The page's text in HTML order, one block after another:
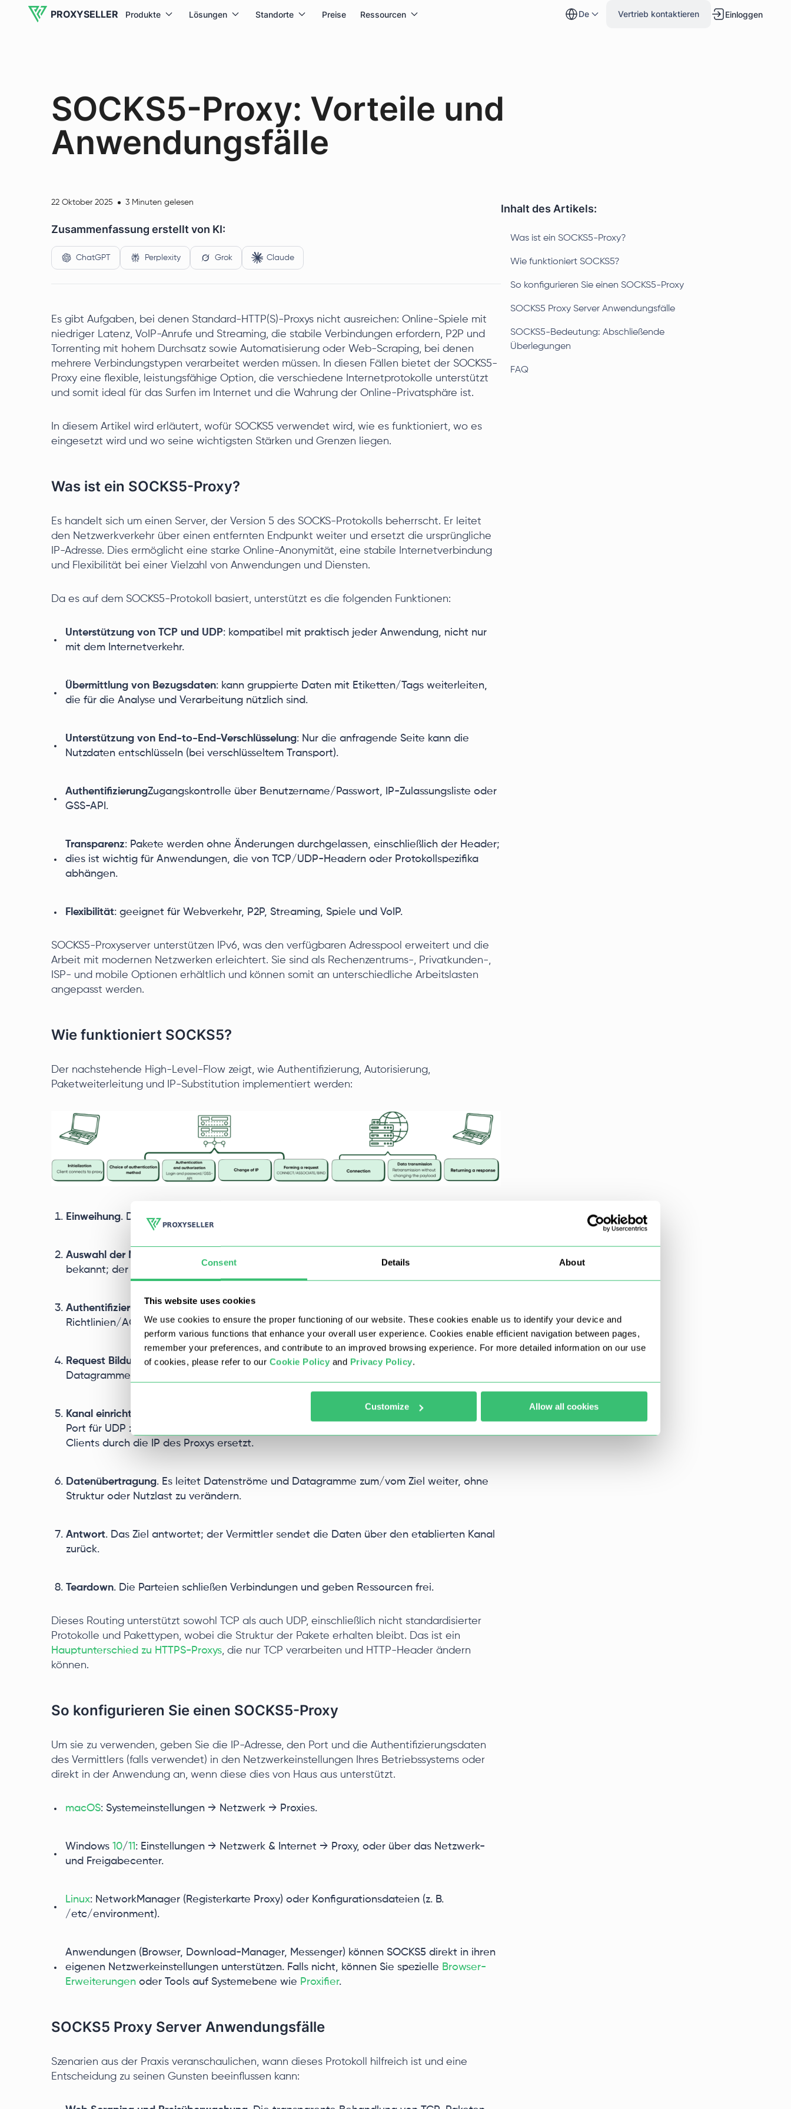
Consent Details About
This website uses cookies
We use cookies to ensure the proper functioning of our website. These cookies enable us to identify your device and
perform various functions that enhance your overall user experience. Cookies enable efficient navigation between pages,
remember your preferences, and contribute to an improved browsing experience. For more detailed information on our use
of cookies, please refer to our Cookie Policy and Privacy Policy.
Customize Allow all cookies
PROXYSELLER Produkte Lösungen Standorte Preise Ressourcen de Vertrieb kontaktieren Einloggen
SOCKS5-Proxy: Vorteile und
Anwendungsfälle
22 Oktober 2025 3 Minuten gelesen
Zusammenfassung erstellt von KI:
ChatGPT Perplexity Grok Claude
Es gibt Aufgaben, bei denen Standard-HTTP(S)-Proxys nicht ausreichen: Online-Spiele mit
niedriger Latenz, VoIP-Anrufe und Streaming, die stabile Verbindungen erfordern, P2P und
Torrenting mit hohem Durchsatz sowie Automatisierung oder Web-Scraping, bei denen
mehrere Verbindungstypen verarbeitet werden müssen. In diesen Fällen bietet der SOCKS5-
Proxy eine flexible, leistungsfähige Option, die verschiedene Internetprotokolle unterstützt
und somit ideal für das Surfen im Internet und die Wahrung der Online-Privatsphäre ist.
In diesem Artikel wird erläutert, wofür SOCKS5 verwendet wird, wie es funktioniert, wo es
eingesetzt wird und wo seine wichtigsten Stärken und Grenzen liegen.
Was ist ein SOCKS5-Proxy?
Es handelt sich um einen Server, der Version 5 des SOCKS-Protokolls beherrscht. Er leitet
den Netzwerkverkehr über einen entfernten Endpunkt weiter und ersetzt die ursprüngliche
IP-Adresse. Dies ermöglicht eine starke Online-Anonymität, eine stabile Internetverbindung
und Flexibilität bei einer Vielzahl von Anwendungen und Diensten.
Da es auf dem SOCKS5-Protokoll basiert, unterstützt es die folgenden Funktionen:
Unterstützung von TCP und UDP: kompatibel mit praktisch jeder Anwendung, nicht nur
mit dem Internetverkehr.
Übermittlung von Bezugsdaten: kann gruppierte Daten mit Etiketten/Tags weiterleiten,
die für die Analyse und Verarbeitung nützlich sind.
Unterstützung von End-to-End-Verschlüsselung: Nur die anfragende Seite kann die
Nutzdaten entschlüsseln (bei verschlüsseltem Transport).
AuthentifizierungZugangskontrolle über Benutzername/Passwort, IP-Zulassungsliste oder
GSS-API.
Transparenz: Pakete werden ohne Änderungen durchgelassen, einschließlich der Header;
dies ist wichtig für Anwendungen, die von TCP/UDP-Headern oder Protokollspezifika
abhängen.
Flexibilität: geeignet für Webverkehr, P2P, Streaming, Spiele und VoIP.
SOCKS5-Proxyserver unterstützen IPv6, was den verfügbaren Adresspool erweitert und die
Arbeit mit modernen Netzwerken erleichtert. Sie sind als Rechenzentrums-, Privatkunden-,
ISP- und mobile Optionen erhältlich und können somit an unterschiedliche Arbeitslasten
angepasst werden.
Wie funktioniert SOCKS5?
Der nachstehende High-Level-Flow zeigt, wie Authentifizierung, Autorisierung,
Paketweiterleitung und IP-Substitution implementiert werden:
Einweihung. Der Client öffnet eine TCP-Verbindung zum Vermittler.
Auswahl der Methode
bekannt; der Proxy wählt eine aus (keine, Benutzername/Passwort, GSS-API usw.).
Authentifizierung und Autorisierung
Richtlinien/ACLs an, um zu entscheiden, ob der angeforderte Host/Port erlaubt ist.
Request Bildung . Der Client gibt die Operation an: CONNECT für TCP, UDP ASSOCIATE für
Datagramme, BIND für eingehende Verbindungen, sowie die Zieladresse und den Port.
Kanal einrichten
. Der Vermittler initiiert eine TCP-Verbindung zum Ziel oder weist einen
Port für UDP zu und bestätigt die Bereitschaft. Zu diesem Zeitpunkt wird die reale IP des
Clients durch die IP des Proxys ersetzt.
Datenübertragung. Es leitet Datenströme und Datagramme zum/vom Ziel weiter, ohne
Struktur oder Nutzlast zu verändern.
Antwort. Das Ziel antwortet; der Vermittler sendet die Daten über den etablierten Kanal
zurück.
Teardown. Die Parteien schließen Verbindungen und geben Ressourcen frei.
Dieses Routing unterstützt sowohl TCP als auch UDP, einschließlich nicht standardisierter
Protokolle und Pakettypen, wobei die Struktur der Pakete erhalten bleibt. Das ist ein
Hauptunterschied zu HTTPS-Proxys, die nur TCP verarbeiten und HTTP-Header ändern
können.
So konfigurieren Sie einen SOCKS5-Proxy
Um sie zu verwenden, geben Sie die IP-Adresse, den Port und die Authentifizierungsdaten
des Vermittlers (falls verwendet) in den Netzwerkeinstellungen Ihres Betriebssystems oder
direkt in der Anwendung an, wenn diese dies von Haus aus unterstützt.
macOS: Systemeinstellungen → Netzwerk → Proxies.
Windows 10/11 : Einstellungen → Netzwerk & Internet → Proxy, oder über das Netzwerk-
und Freigabecenter.
Linux: NetworkManager (Registerkarte Proxy) oder Konfigurationsdateien (z. B.
/etc/environment).
Anwendungen (Browser, Download-Manager, Messenger) können SOCKS5 direkt in ihren
eigenen Netzwerkeinstellungen unterstützen. Falls nicht, können Sie spezielle Browser-
Erweiterungen oder Tools auf Systemebene wie Proxifier.
SOCKS5 Proxy Server Anwendungsfälle
Szenarien aus der Praxis veranschaulichen, wann dieses Protokoll hilfreich ist und eine
Entscheidung zu seinen Gunsten beeinflussen kann:
Inhalt des Artikels:
Was ist ein SOCKS5-Proxy?
Wie funktioniert SOCKS5?
So konfigurieren Sie einen SOCKS5-Proxy
SOCKS5 Proxy Server Anwendungsfälle
SOCKS5-Bedeutung: Abschließende
Überlegungen
FAQ